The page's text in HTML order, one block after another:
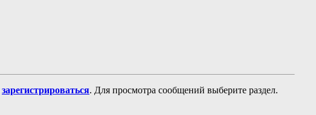
зарегистрироваться. Для просмотра сообщений выберите раздел.